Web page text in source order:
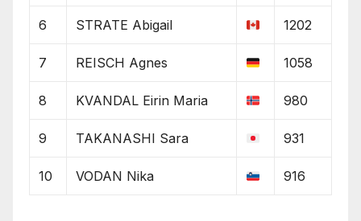
6 STRATE Abigail 1202
7 REISCH Agnes 1058
8 KVANDAL Eirin Maria 980
9 TAKANASHI Sara 931
10 VODAN Nika 916